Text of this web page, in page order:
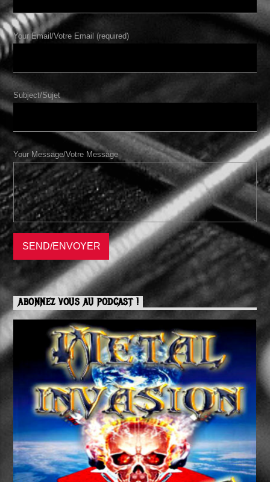
Your Email/Votre Email (required)
Subject/Sujet
Your Message/Votre Message
ABONNEZ VOUS AU PODCAST !